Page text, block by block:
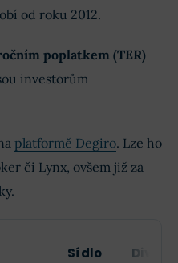
od roku 2012.
poplatkem (TER)
investorům
platformě Degiro. Lze ho
či Lynx, ovšem již za
Sídlo